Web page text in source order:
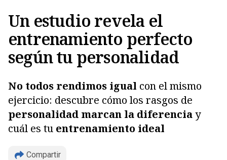
Un estudio revela el
entrenamiento perfecto
según tu personalidad
No todos rendimos igual con el mismo
ejercicio: descubre cómo los rasgos de
personalidad marcan la diferenciay
cuál es tu entrenamiento ideal
Compartir